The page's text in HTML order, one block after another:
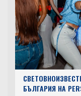
БЪЛГАРИЯ НА